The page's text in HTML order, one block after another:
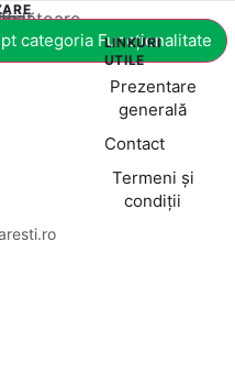
categoria Funcționalitate
LINKURI
UTILE
Prezentare
generală
Contact
Termeni și
condiții